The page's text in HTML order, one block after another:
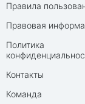
Правила
Правовая
Политика
Контакты
Команда